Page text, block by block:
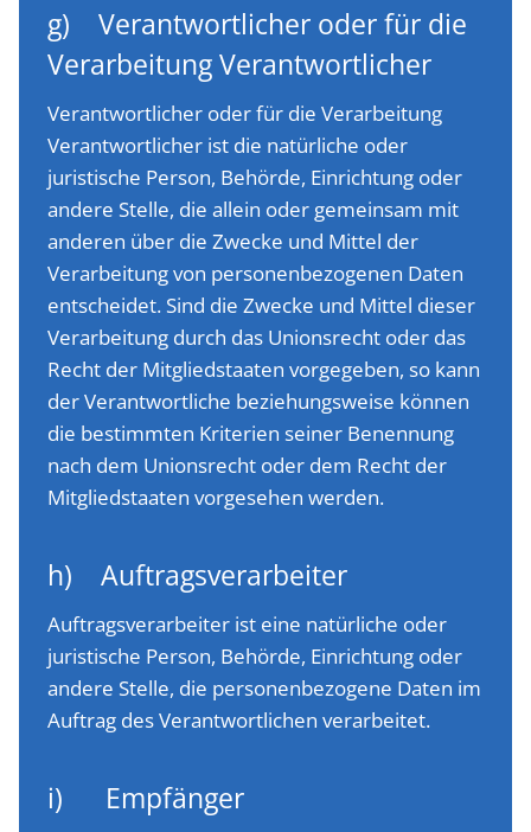
g) Verantwortlicher oder für die
Verarbeitung Verantwortlicher
Verantwortlicher oder für die Verarbeitung
Verantwortlicher ist die natürliche oder
juristische Person, Behörde, Einrichtung oder
andere Stelle, die allein oder gemeinsam mit
anderen über die Zwecke und Mittel der
Verarbeitung von personenbezogenen Daten
entscheidet. Sind die Zwecke und Mittel dieser
Verarbeitung durch das Unionsrecht oder das
Recht der Mitgliedstaaten vorgegeben, so kann
der Verantwortliche beziehungsweise können
die bestimmten Kriterien seiner Benennung
nach dem Unionsrecht oder dem Recht der
Mitgliedstaaten vorgesehen werden.
h) Auftragsverarbeiter
Auftragsverarbeiter ist eine natürliche oder
juristische Person, Behörde, Einrichtung oder
andere Stelle, die personenbezogene Daten im
Auftrag des Verantwortlichen verarbeitet.
i) Empfänger